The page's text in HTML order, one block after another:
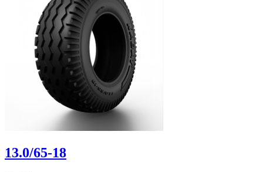
13.0/65-18